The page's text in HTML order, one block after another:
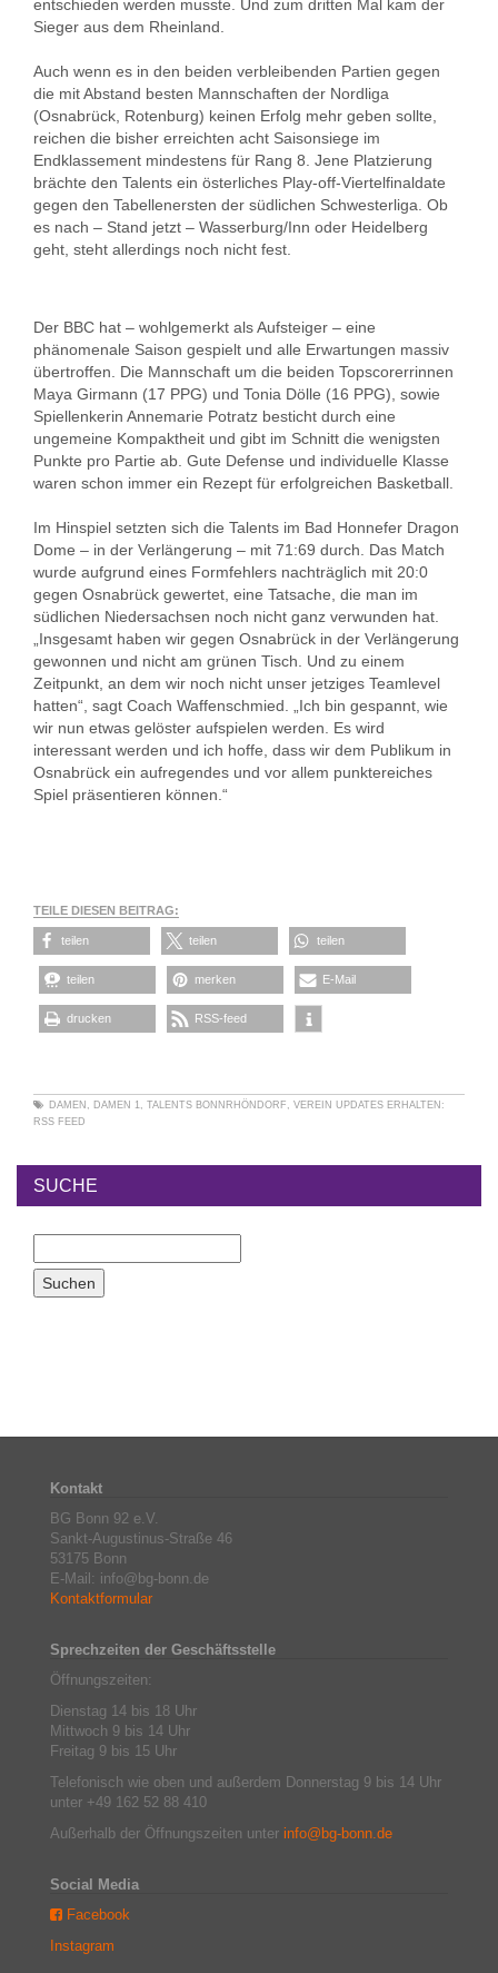
entschieden werden musste. Und zum dritten Mal kam der
Sieger aus dem Rheinland.
Auch wenn es in den beiden verbleibenden Partien gegen
die mit Abstand besten Mannschaften der Nordliga
(Osnabrück, Rotenburg) keinen Erfolg mehr geben sollte,
reichen die bisher erreichten acht Saisonsiege im
Endklassement mindestens für Rang 8. Jene Platzierung
brächte den Talents ein österliches Play-off-Viertelfinaldate
gegen den Tabellenersten der südlichen Schwesterliga. Ob
es nach – Stand jetzt – Wasserburg/Inn oder Heidelberg
geht, steht allerdings noch nicht fest.
Der BBC hat – wohlgemerkt als Aufsteiger – eine
phänomenale Saison gespielt und alle Erwartungen massiv
übertroffen. Die Mannschaft um die beiden Topscorerrinnen
Maya Girmann (17 PPG) und Tonia Dölle (16 PPG), sowie
Spiellenkerin Annemarie Potratz besticht durch eine
ungemeine Kompaktheit und gibt im Schnitt die wenigsten
Punkte pro Partie ab. Gute Defense und individuelle Klasse
waren schon immer ein Rezept für erfolgreichen Basketball.
Im Hinspiel setzten sich die Talents im Bad Honnefer Dragon
Dome – in der Verlängerung – mit 71:69 durch. Das Match
wurde aufgrund eines Formfehlers nachträglich mit 20:0
gegen Osnabrück gewertet, eine Tatsache, die man im
südlichen Niedersachsen noch nicht ganz verwunden hat.
„Insgesamt haben wir gegen Osnabrück in der Verlängerung
gewonnen und nicht am grünen Tisch. Und zu einem
Zeitpunkt, an dem wir noch nicht unser jetziges Teamlevel
hatten“, sagt Coach Waffenschmied. „Ich bin gespannt, wie
wir nun etwas gelöster aufspielen werden. Es wird
interessant werden und ich hoffe, dass wir dem Publikum in
Osnabrück ein aufregendes und vor allem punktereiches
Spiel präsentieren können.“
TEILE DIESEN BEITRAG:
teilen teilen teilen
teilen merken E-Mail
drucken RSS-feed
DAMEN , DAMEN 1, TALENTS BONNRHÖNDORF , VEREIN UPDATES ERHALTEN:
RSS FEED
SUCHE
Kontakt
BG Bonn 92 e.V.
Sankt-Augustinus-Straße 46
53175 Bonn
E-Mail: info@bg-bonn.de
Kontaktformular
Sprechzeiten der Geschäftsstelle
Öffnungszeiten:
Dienstag 14 bis 18 Uhr
Mittwoch 9 bis 14 Uhr
Freitag 9 bis 15 Uhr
Telefonisch wie oben und außerdem Donnerstag 9 bis 14 Uhr
unter +49 162 52 88 410
Außerhalb der Öffnungszeiten unter info@bg-bonn.de
Social Media
Facebook
Instagram